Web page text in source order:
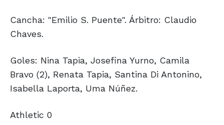
Cancha: "Emilio S. Puente". Árbitro: Claudio
Chaves.
Goles: Nina Tapia, Josefina Yurno, Camila
Bravo (2), Renata Tapia, Santina Di Antonino,
Isabella Laporta, Uma Núñez.
Athletic 0